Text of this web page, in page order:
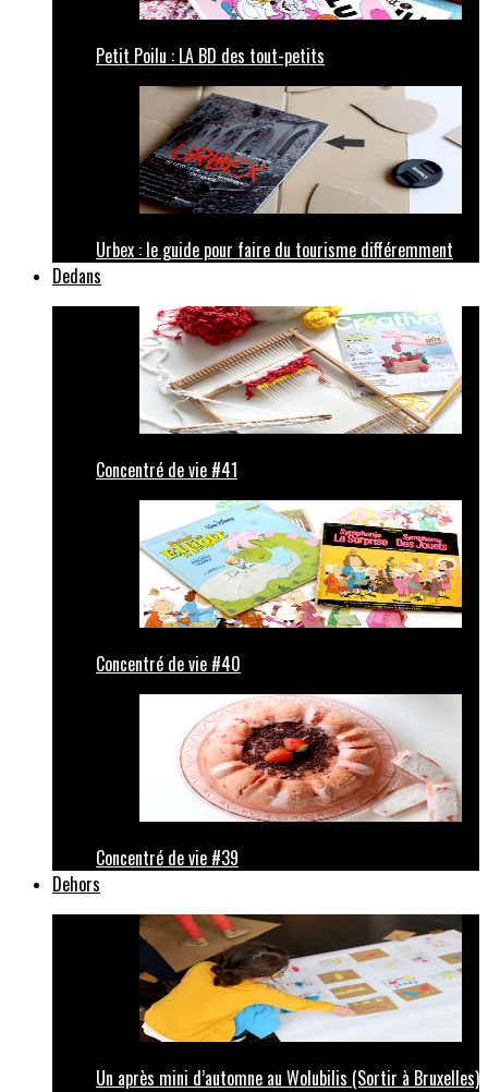
Petit Poilu : LA BD des tout-petits
Urbex : le guide pour faire du tourisme différemment
Dedans
Concentré de vie #41
Concentré de vie #40
Concentré de vie #39
Dehors
Un après mini d’automne au Wolubilis (Sortir à Bruxelles)